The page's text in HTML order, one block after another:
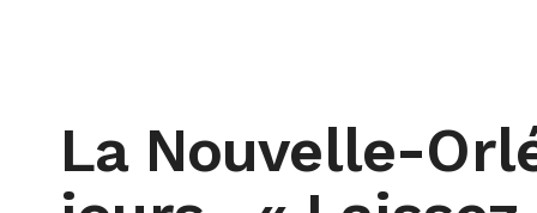
La Nouvelle-